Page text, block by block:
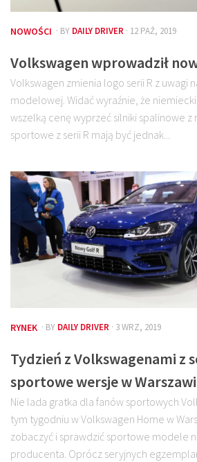
NOWOŚCI · BY DAILY DRIVER · 12 PAŹ, 2019
Volkswagen wprowadził
Volkswagen zmienia logo serii R z uwagi
modelowej. Widać wyraźnie, że
wszelką cenę wyprzeć silniki spalinowe
sportowe z serii R mają być jednak...
RYNEK · BY DAILY DRIVER · 3 WRZ, 2019
Tydzień z Volkswagenami z
sportowe wersje w
Nie lada gratka dla fanów sportowych
tym tygodniu w Volkswagen Home w
zobaczyć i sprawdzić sportowe modele
producenta. Oprócz seryjnych